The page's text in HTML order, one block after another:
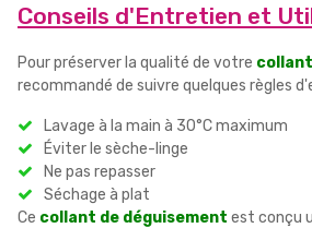
Conseils d'Entretien et
Pour préserver la qualité de votre
recommandé de suivre quelques règles
Lavage à la main à 30°C maximum
Éviter le sèche-linge
Ne pas repasser
Séchage à plat
Ce collant de déguisement est conçu